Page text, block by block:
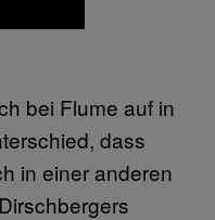
bei Flume auf in
dass
in einer anderen